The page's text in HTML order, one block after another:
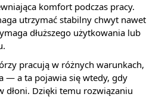
komfort podczas pracy.
utrzymać stabilny chwyt nawet
dłuższego użytkowania lub
pracują w różnych warunkach,
— a ta pojawia się wtedy, gdy
dłoni. Dzięki temu rozwiązaniu